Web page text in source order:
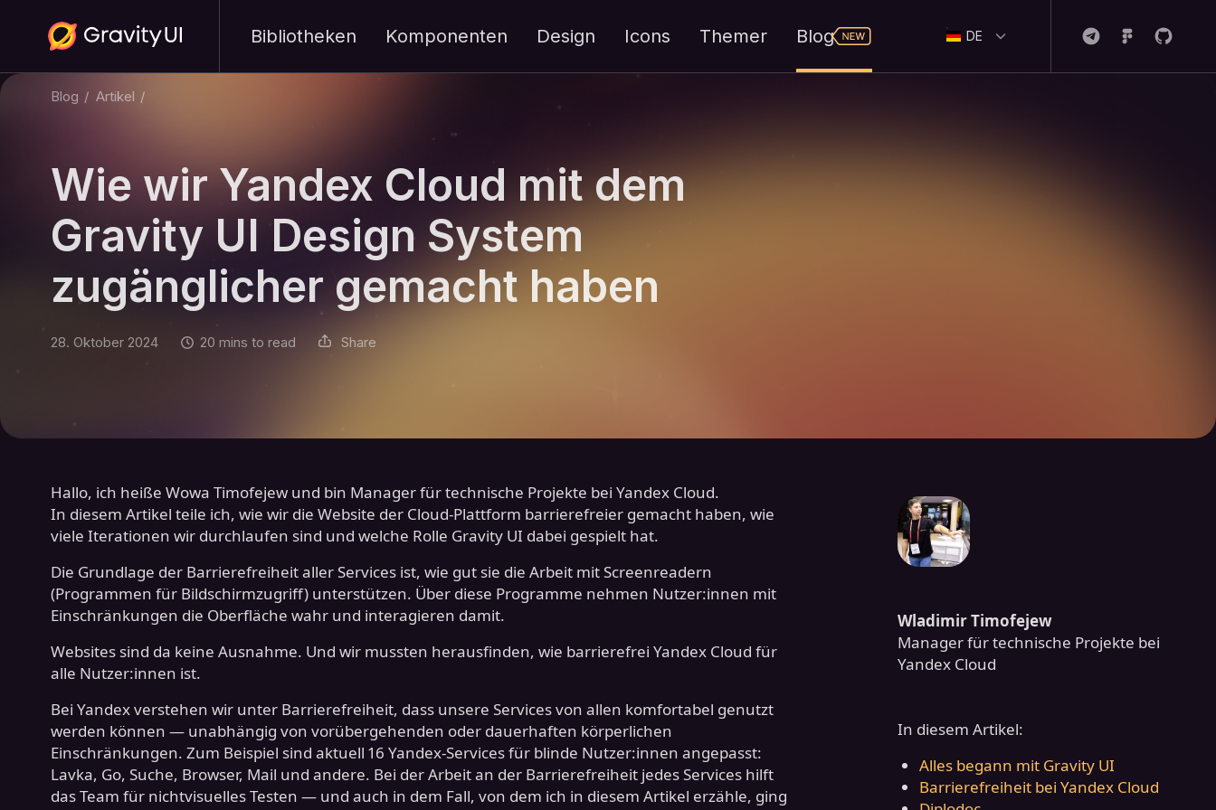
Bibliotheken Komponenten Design Icons Themer Blog DE
Blog / Artikel /
Wie wir Yandex Cloud mit dem
Gravity UI Design System
zugänglicher gemacht haben
28. Oktober 2024 20 mins to read Share
Hallo, ich heiße Wowa Timofejew und bin Manager für technische Projekte bei Yandex Cloud.
In diesem Artikel teile ich, wie wir die Website der Cloud-Plattform barrierefreier gemacht haben, wie
viele Iterationen wir durchlaufen sind und welche Rolle Gravity UI dabei gespielt hat.
Die Grundlage der Barrierefreiheit aller Services ist, wie gut sie die Arbeit mit Screenreadern
(Programmen für Bildschirmzugriff) unterstützen. Über diese Programme nehmen Nutzer:innen mit
Einschränkungen die Oberfläche wahr und interagieren damit.
Websites sind da keine Ausnahme. Und wir mussten herausfinden, wie barrierefrei Yandex Cloud für
alle Nutzer:innen ist.
Bei Yandex verstehen wir unter Barrierefreiheit, dass unsere Services von allen komfortabel genutzt
werden können — unabhängig von vorübergehenden oder dauerhaften körperlichen
Einschränkungen. Zum Beispiel sind aktuell 16 Yandex-Services für blinde Nutzer:innen angepasst:
Lavka, Go, Suche, Browser, Mail und andere. Bei der Arbeit an der Barrierefreiheit jedes Services hilft
das Team für nichtvisuelles Testen — und auch in dem Fall, von dem ich in diesem Artikel erzähle, ging
Wladimir Timofejew
Manager für technische Projekte bei
Yandex Cloud
In diesem Artikel:
Alles begann mit Gravity UI
Barrierefreiheit bei Yandex Cloud